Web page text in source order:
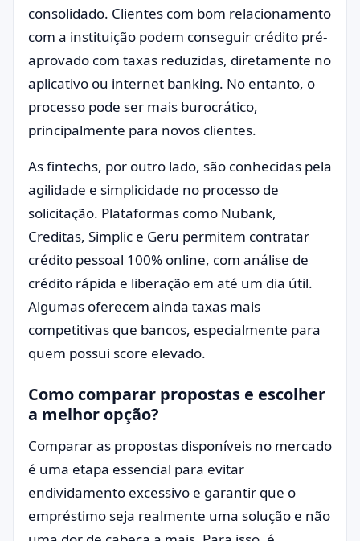
consolidado. Clientes com bom relacionamento
com a instituição podem conseguir crédito pré-
aprovado com taxas reduzidas, diretamente no
aplicativo ou internet banking. No entanto, o
processo pode ser mais burocrático,
principalmente para novos clientes.
As fintechs, por outro lado, são conhecidas pela
agilidade e simplicidade no processo de
solicitação. Plataformas como Nubank,
Creditas, Simplic e Geru permitem contratar
crédito pessoal 100% online, com análise de
crédito rápida e liberação em até um dia útil.
Algumas oferecem ainda taxas mais
competitivas que bancos, especialmente para
quem possui score elevado.
Como comparar propostas e escolher
a melhor opção?
Comparar as propostas disponíveis no mercado
é uma etapa essencial para evitar
endividamento excessivo e garantir que o
empréstimo seja realmente uma solução e não